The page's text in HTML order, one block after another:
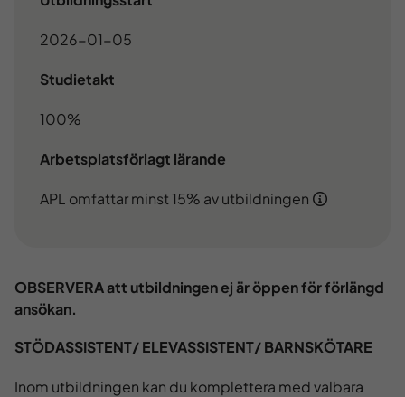
2026-01-05
Studietakt
100%
Arbetsplatsförlagt lärande
APL omfattar minst 15% av utbildningen
OBSERVERA att utbildningen ej är öppen för förlängd
ansökan.
STÖDASSISTENT/ ELEVASSISTENT/ BARNSKÖTARE
Inom utbildningen kan du komplettera med valbara